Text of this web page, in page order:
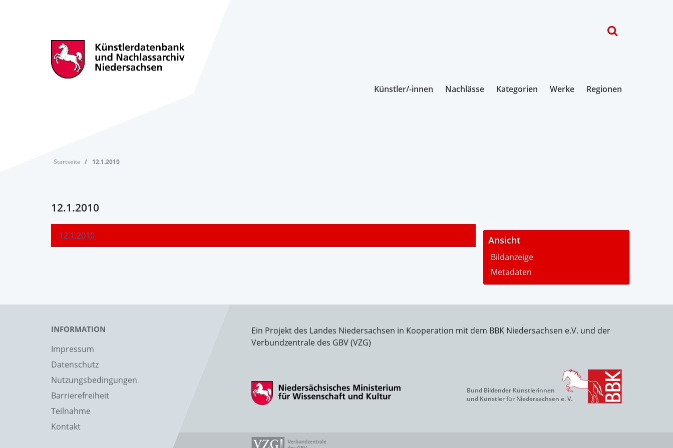
Künstler/-innen Nachlässe Kategorien Werke Regionen
Startseite 12.1.2010
12.1.2010
12.1.2010 - Ansicht
Bildanzeige
Metadaten
INFORMATION
Impressum
Datenschutz
Nutzungsbedingungen
Barrierefreiheit
Teilnahme
Kontakt
Ein Projekt des Landes Niedersachsen in Kooperation mit dem BBK Niedersachsen e.V. und der
Verbundzentrale des GBV (VZG)
Bund Bildender Künstlerinnen
und Künstler für Niedersachsen e. V.